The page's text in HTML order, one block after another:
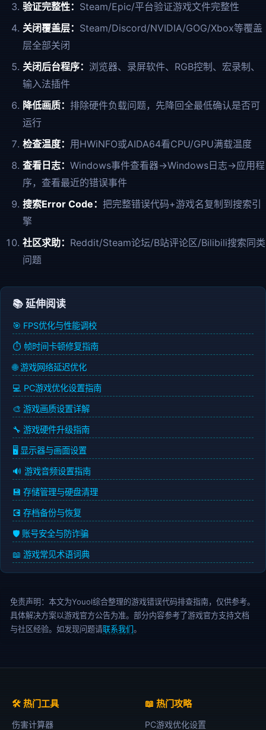
验证完整性： Steam/Epic/平台验证游戏文件完整性
关闭覆盖层： Steam/Discord/NVIDIA/GOG/Xbox等覆盖
层全部关闭
关闭后台程序： 浏览器、录屏软件、RGB控制、宏录制、
输入法插件
降低画质： 排除硬件负载问题，先降回全最低确认是否可
运行
检查温度： 用HWiNFO或AIDA64看CPU/GPU满载温度
查看日志： Windows事件查看器→Windows日志→应用程
序，查看最近的错误事件
搜索Error Code： 把完整错误代码+游戏名复制到搜索引
擎
社区求助： Reddit/Steam论坛/B站评论区/Bilibili搜索同类
问题
📚 延伸阅读
🎯 FPS优化与性能调校
⏱️ 帧时间卡顿修复指南
🌐 游戏网络延迟优化
💻 PC游戏优化设置指南
🎨 游戏画质设置详解
🔧 游戏硬件升级指南
🖥️ 显示器与画面设置
🔊 游戏音频设置指南
💾 存储管理与硬盘清理
💽 存档备份与恢复
🛡️ 账号安全与防诈骗
📖 游戏常见术语词典
免责声明：本文为Youol综合整理的游戏错误代码排查指南，仅供参考。
具体解决方案以游戏官方公告为准。部分内容参考了游戏官方支持文档
与社区经验。如发现问题请联系我们。
🛠️ 热门工具
伤害计算器
📖 热门攻略
PC游戏优化设置